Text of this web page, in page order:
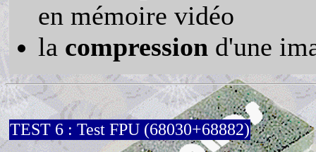
en mémoire vidéo
la compression d'une
TEST 6 : Test FPU (68030+68882)